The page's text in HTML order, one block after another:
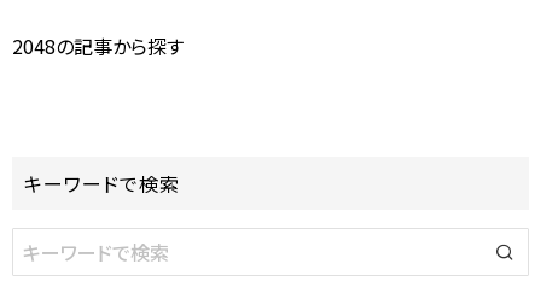
2048の記事から探す
キーワードで検索